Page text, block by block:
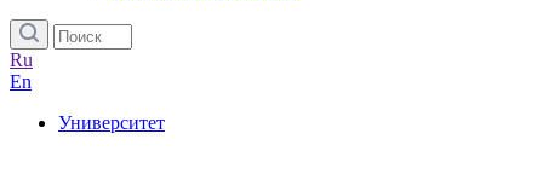
Ru
En
Университет